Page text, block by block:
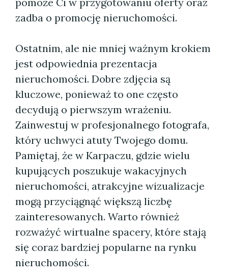
zadba o promocję nieruchomości.
Ostatnim, ale nie mniej ważnym krokiem
jest odpowiednia prezentacja
nieruchomości. Dobre zdjęcia są
kluczowe, ponieważ to one często
decydują o pierwszym wrażeniu.
Zainwestuj w profesjonalnego fotografa,
który uchwyci atuty Twojego domu.
Pamiętaj, że w Karpaczu, gdzie wielu
kupujących poszukuje wakacyjnych
nieruchomości, atrakcyjne wizualizacje
mogą przyciągnąć większą liczbę
zainteresowanych. Warto również
rozważyć wirtualne spacery, które stają
się coraz bardziej popularne na rynku
nieruchomości.